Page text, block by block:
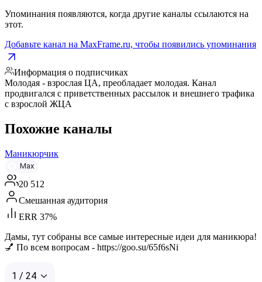
Упоминания появляются, когда другие каналы ссылаются на
этот.
Добавьте канал на MaxFrame.ru, чтобы появились упоминания
Информация о подписчиках
Молодая - взрослая ЦА, преобладает молодая. Канал
продвигался с приветственных рассылок и внешнего трафика
с взрослой ЖЦА
Похожие каналы
Маникюрчик
Max
20 512
Смешанная аудитория
ERR 37%
Дамы, тут собраны все самые интересные идеи для маникюра!
💅 По всем вопросам - https://goo.su/65f6sNi
1 / 24